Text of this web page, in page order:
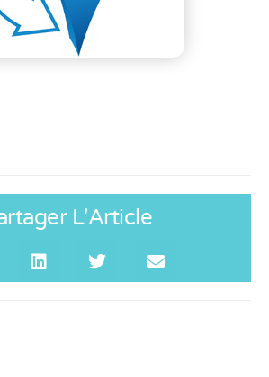
L'Article